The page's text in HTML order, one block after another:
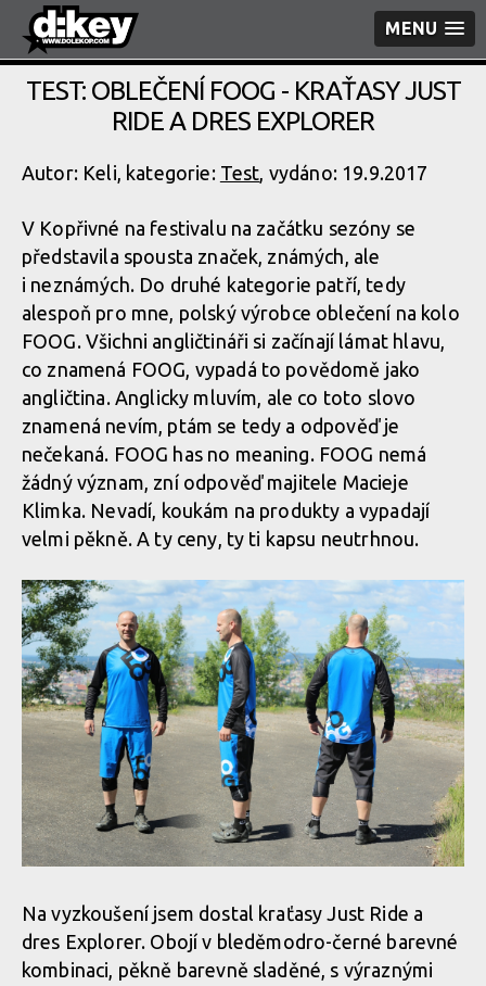
MENU
TEST: OBLEČENÍ FOOG - KRAŤASY JUST
RIDE A DRES EXPLORER
Autor: Keli, kategorie: Test, vydáno: 19.9.2017
V Kopřivné na festivalu na začátku sezóny se
představila spousta značek, známých, ale
i neznámých. Do druhé kategorie patří, tedy
alespoň pro mne, polský výrobce oblečení na kolo
FOOG. Všichni angličtináři si začínají lámat hlavu,
co znamená FOOG, vypadá to povědomě jako
angličtina. Anglicky mluvím, ale co toto slovo
znamená nevím, ptám se tedy a odpověď je
nečekaná. FOOG has no meaning. FOOG nemá
žádný význam, zní odpověď majitele Macieje
Klimka. Nevadí, koukám na produkty a vypadají
velmi pěkně. A ty ceny, ty ti kapsu neutrhnou.
Na vyzkoušení jsem dostal kraťasy Just Ride a
dres Explorer. Obojí v bleděmodro-černé barevné
kombinaci, pěkně barevně sladěné, s výraznými